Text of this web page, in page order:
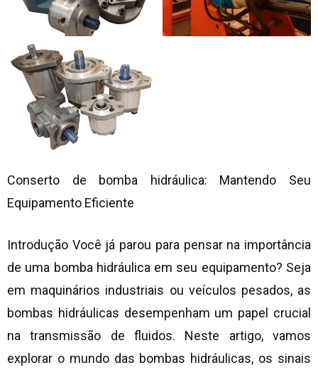
Conserto de bomba hidráulica: Mantendo Seu
Equipamento Eficiente
Introdução Você já parou para pensar na importância
de uma bomba hidráulica em seu equipamento? Seja
em maquinários industriais ou veículos pesados, as
bombas hidráulicas desempenham um papel crucial
na transmissão de fluidos. Neste artigo, vamos
explorar o mundo das bombas hidráulicas, os sinais